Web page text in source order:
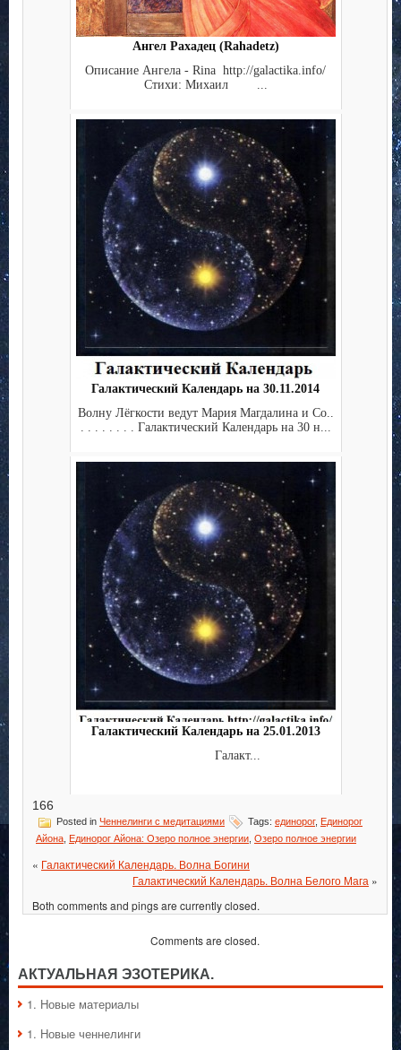
Ангел Рахадец (Rahadetz)
Описание Ангела - Rina http://galactika.info/
Стихи: Михаил ...
Галактический Календарь на 30.11.2014
Волну Лёгкости ведут Мария Магдалина и Co..
. . . . . . . . Галактический Календарь на 30 н...
Галактический Календарь на 25.01.2013
Галакт...
166
Posted in Ченнелинги с медитациями Tags: единорог, Единорог
Айона Единорог Айона: Озеро полное энергии Озеро полное энергии
« Галактический Календарь. Волна Богини
Галактический Календарь. Волна Белого Мага »
Both comments and pings are currently closed.
Comments are closed.
АКТУАЛЬНАЯ ЭЗОТЕРИКА.
1. Hовые материалы
1. Hовые ченнелинги